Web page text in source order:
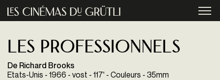
Aller au contenu principal
les Professionnels
De Richard Brooks
Etats-Unis - 1966 - vost - 117' - Couleurs - 35mm